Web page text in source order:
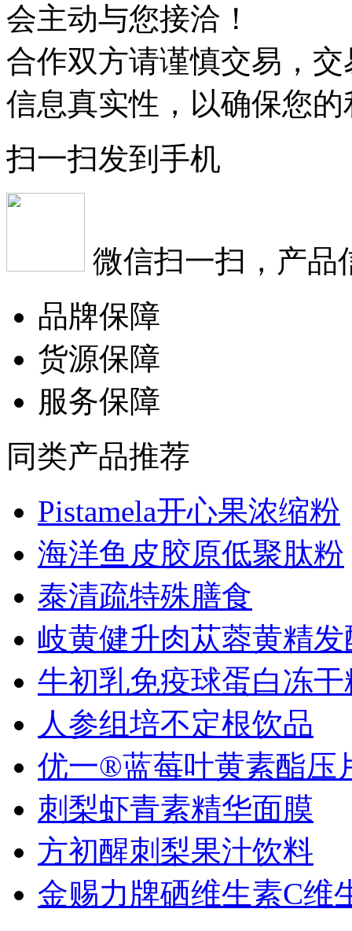
会主动与您接洽！
合作双方请谨慎交易，
信息真实性，以确保您
扫一扫发到手机
微信扫一扫，产品
品牌保障
货源保障
服务保障
同类产品推荐
Pistamela开心果浓缩粉
海洋鱼皮胶原低聚肽粉
泰清疏特殊膳食
岐黄健升肉苁蓉黄精发
牛初乳免疫球蛋白冻干
人参组培不定根饮品
优一®蓝莓叶黄素酯压
刺梨虾青素精华面膜
方初醒刺梨果汁饮料
金赐力牌硒维生素C维